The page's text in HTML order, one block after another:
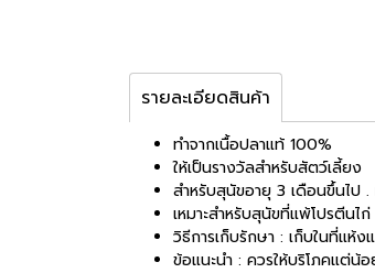
รายละเอียดสินค้า
ทำจากเนื้อปลาแท้ 100%
ให้เป็นรางวัลสำหรับสัตว์เลี้ยง
สำหรับสุนัขอายุ 3 เดือนขึ้นไป
เหมาะสำหรับสุนัขที่แพ้โปรตีนไก่
วิธีการเก็บรักษา : เก็บในที่แห้
ข้อแนะนำ : ควรให้บริโภคแต่น้